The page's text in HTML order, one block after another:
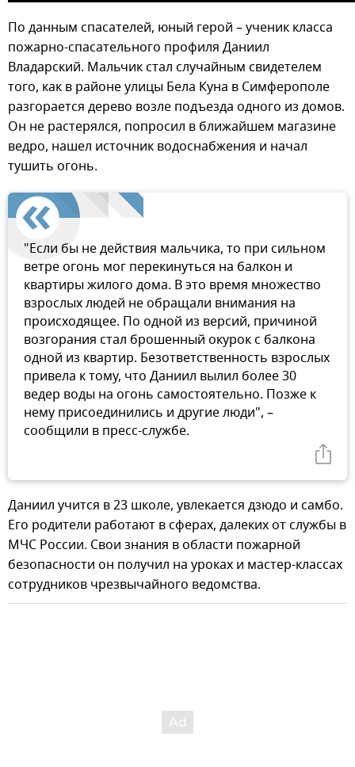
По данным спасателей, юный герой – ученик класса
пожарно-спасательного профиля Даниил
Владарский. Мальчик стал случайным свидетелем
того, как в районе улицы Бела Куна в Симферополе
разгорается дерево возле подъезда одного из домов.
Он не растерялся, попросил в ближайшем магазине
ведро, нашел источник водоснабжения и начал
тушить огонь.
"Если бы не действия мальчика, то при сильном
ветре огонь мог перекинуться на балкон и
квартиры жилого дома. В это время множество
взрослых людей не обращали внимания на
происходящее. По одной из версий, причиной
возгорания стал брошенный окурок с балкона
одной из квартир. Безответственность взрослых
привела к тому, что Даниил вылил более 30
ведер воды на огонь самостоятельно. Позже к
нему присоединились и другие люди", –
сообщили в пресс-службе.
Даниил учится в 23 школе, увлекается дзюдо и самбо.
Его родители работают в сферах, далеких от службы в
МЧС России. Свои знания в области пожарной
безопасности он получил на уроках и мастер-классах
сотрудников чрезвычайного ведомства.